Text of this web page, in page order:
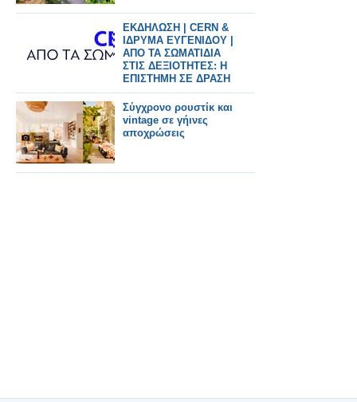
ΕΚΔΗΛΩΣΗ | CERN &
ΙΔΡΥΜΑ ΕΥΓΕΝΙΔΟΥ |
ΑΠΟ ΤΑ ΣΩΜΑΤΙΔΙΑ
ΣΤΙΣ ΔΕΞΙΟΤΗΤΕΣ: Η
ΕΠΙΣΤΗΜΗ ΣΕ ΔΡΑΣΗ
Σύγχρονο ρουστίκ και
vintage σε γήινες
αποχρώσεις